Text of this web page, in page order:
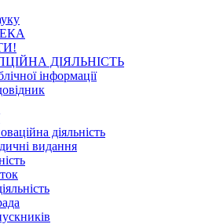
ДІЯЛЬНІСТЬ
інформації
діяльність
видання